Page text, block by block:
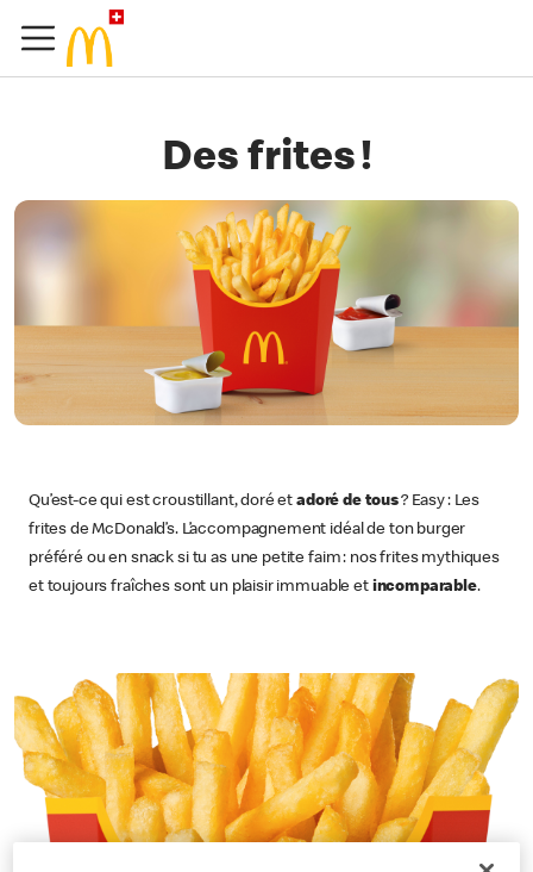
Des frites !
Qu’est-ce qui est croustillant, doré et adoré de tous? Easy : Les
frites de McDonald’s. L’accompagnement idéal de ton burger
préféré ou en snack si tu as une petite faim : nos frites mythiques
et toujours fraîches sont un plaisir immuable et incomparable.